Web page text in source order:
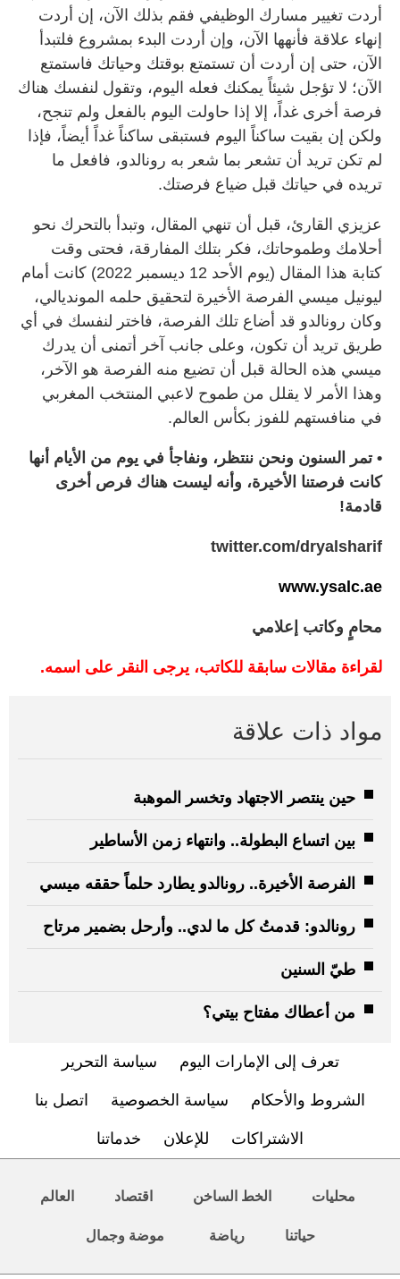
أردت تغيير مسارك الوظيفي فقم بذلك الآن، إن أردت
إنهاء علاقة فأنهها الآن، وإن أردت البدء بمشروع فلتبدأ
الآن، حتى إن أردت أن تستمتع بوقتك وحياتك فاستمتع
الآن؛ لا تؤجل شيئاً يمكنك فعله اليوم، وتقول لنفسك هناك
فرصة أخرى غداً، إلا إذا حاولت اليوم بالفعل ولم تنجح،
ولكن إن بقيت ساكناً اليوم فستبقى ساكناً غداً أيضاً، فإذا
لم تكن تريد أن تشعر بما شعر به رونالدو، فافعل ما
تريده في حياتك قبل ضياع فرصتك.
عزيزي القارئ، قبل أن تنهي المقال، وتبدأ بالتحرك نحو
أحلامك وطموحاتك، فكر بتلك المفارقة، فحتى وقت
كتابة هذا المقال (يوم الأحد 12 ديسمبر 2022) كانت أمام
ليونيل ميسي الفرصة الأخيرة لتحقيق حلمه المونديالي،
وكان رونالدو قد أضاع تلك الفرصة، فاختر لنفسك في أي
طريق تريد أن تكون، وعلى جانب آخر أتمنى أن يدرك
ميسي هذه الحالة قبل أن تضيع منه الفرصة هو الآخر،
وهذا الأمر لا يقلل من طموح لاعبي المنتخب المغربي
في منافستهم للفوز بكأس العالم.
• تمر السنون ونحن ننتظر، ونفاجأ في يوم من الأيام أنها
كانت فرصتنا الأخيرة، وأنه ليست هناك فرص أخرى
قادمة!
twitter.com/dryalsharif
www.ysalc.ae
محامٍ وكاتب إعلامي
لقراءة مقالات سابقة للكاتب، يرجى النقر على اسمه.
مواد ذات علاقة
حين ينتصر الاجتهاد وتخسر الموهبة
بين اتساع البطولة.. وانتهاء زمن الأساطير
الفرصة الأخيرة.. رونالدو يطارد حلماً حققه ميسي
رونالدو: قدمتُ كل ما لدي.. وأرحل بضمير مرتاح
طيّ السنين
من أعطاك مفتاح بيتي؟
تعرف إلى الإمارات اليوم سياسة التحرير
الشروط والأحكام سياسة الخصوصية اتصل بنا
الاشتراكات للإعلان خدماتنا
محليات الخط الساخن اقتصاد العالم
حياتنا رياضة موضة وجمال